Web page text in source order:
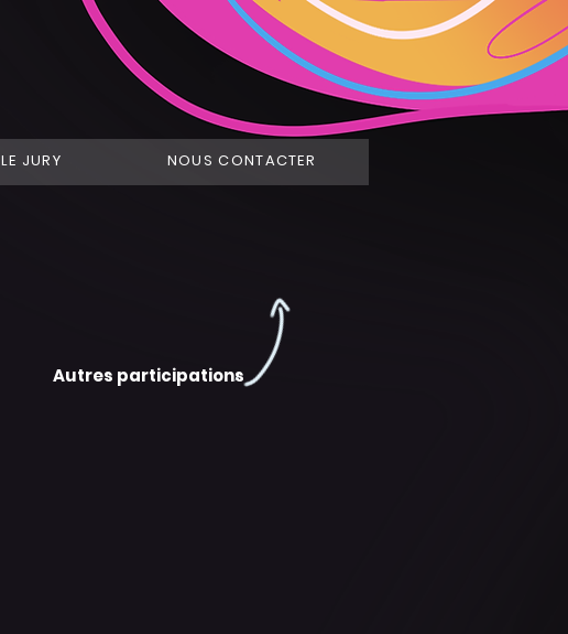
LE JURY NOUS CONTACTER
Autres participations